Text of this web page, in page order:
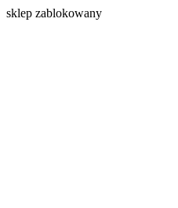
sklep zablokowany